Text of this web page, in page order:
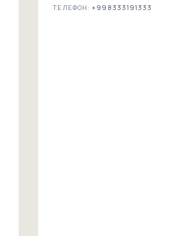
ТЕЛЕФОН: +998333191333